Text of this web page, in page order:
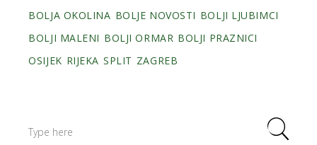
BOLJA OKOLINA BOLJE NOVOSTI BOLJI LJUBIMCI
BOLJI MALENI BOLJI ORMAR BOLJI PRAZNICI
OSIJEK RIJEKA SPLIT ZAGREB
for: